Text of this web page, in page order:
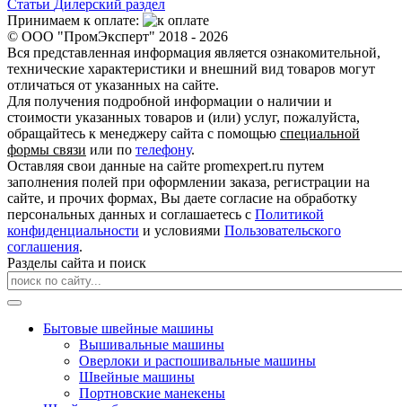
Статьи Дилерский раздел
Принимаем к оплате:
© ООО "ПромЭксперт" 2018 - 2026
Вся представленная информация является ознакомительной,
технические характеристики и внешний вид товаров могут
отличаться от указанных на сайте.
Для получения подробной информации о наличии и
стоимости указанных товаров и (или) услуг, пожалуйста,
обращайтесь к менеджеру сайта с помощью специальной
формы связи или по телефону.
Оставляя свои данные на сайте promexpert.ru путем
заполнения полей при оформлении заказа, регистрации на
сайте, и прочих формах, Вы даете согласие на обработку
персональных данных и соглашаетесь с Политикой
конфиденциальности и условиями Пользовательского
соглашения.
Разделы сайта и поиск
Бытовые швейные машины
Вышивальные машины
Оверлоки и распошивальные машины
Швейные машины
Портновские манекены